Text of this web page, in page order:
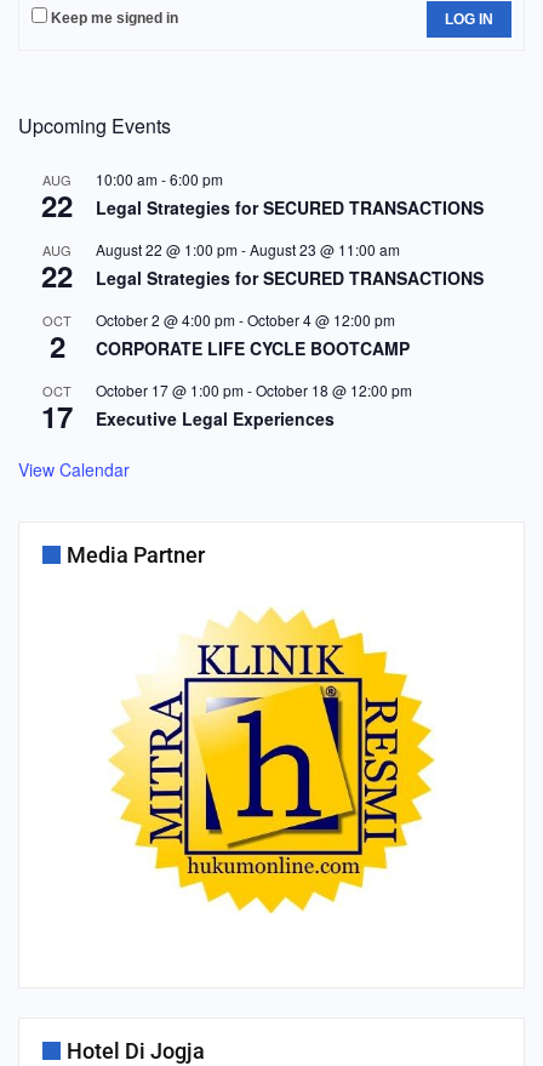
Keep me signed in LOG IN
Upcoming Events
AUG
22
10:00 am-6:00 pm
Legal Strategies for SECURED TRANSACTIONS
AUG
22
August 22 @ 1:00 pm-August 23 @ 11:00 am
Legal Strategies for SECURED TRANSACTIONS
OCT
2
October 2 @ 4:00 pm-October 4 @ 12:00 pm
CORPORATE LIFE CYCLE BOOTCAMP
OCT
17
October 17 @ 1:00 pm-October 18 @ 12:00 pm
Executive Legal Experiences
View Calendar
Media Partner
Hotel Di Jogja